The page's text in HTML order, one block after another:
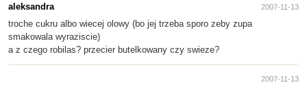
aleksandra 2007-11-13
troche cukru albo wiecej olowy (bo jej trzeba sporo zeby zupa
smakowala wyraziscie)
a z czego robilas? przecier butelkowany czy swieze?
2007-11-13